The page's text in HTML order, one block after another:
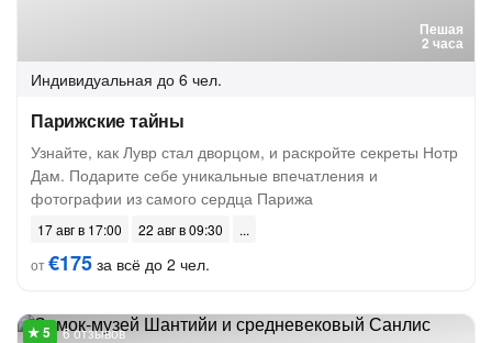
Пешая
2 часа
Индивидуальная до 6 чел.
Парижские тайны
Узнайте, как Лувр стал дворцом, и раскройте секреты Нотр
Дам. Подарите себе уникальные впечатления и
фотографии из самого сердца Парижа
17 авг в 17:00
22 авг в 09:30
от€175 за всё до 2 чел.
6 отзывов